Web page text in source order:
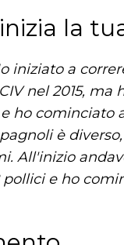
la
iniziato a
nel 2015, ma
ho cominciato
è
All'inizio
pollici e ho